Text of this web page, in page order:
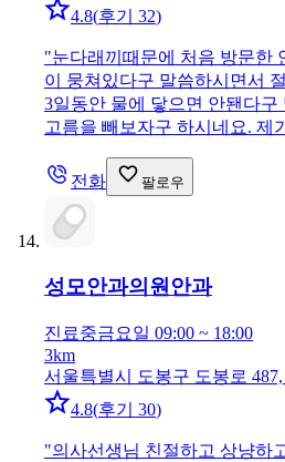
4.8(후기 32)
"눈다래끼때문에 처음 방문한
이 뭉쳐있다구 말씀하시면서
3일동안 물에 닿으면 안됀다
고름을 빼보자구 하시네요. 제
전화 팔로우
성모안과의원 안과
진료중금요일 09:00 ~ 18:00
3km
서울특별시 도봉구 도봉로
4.8(후기 30)
"의사선생님 친절하고 상냥하